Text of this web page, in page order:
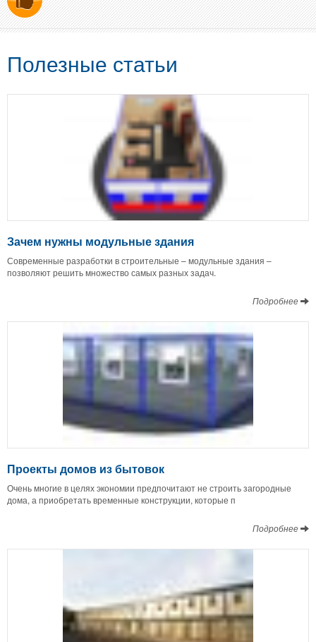
Полезные статьи
Зачем нужны модульные здания
Современные разработки в строительные – модульные здания –
позволяют решить множество самых разных задач.
Подробнее
Проекты домов из бытовок
Очень многие в целях экономии предпочитают не строить загородные
дома, а приобретать временные конструкции, которые п
Подробнее